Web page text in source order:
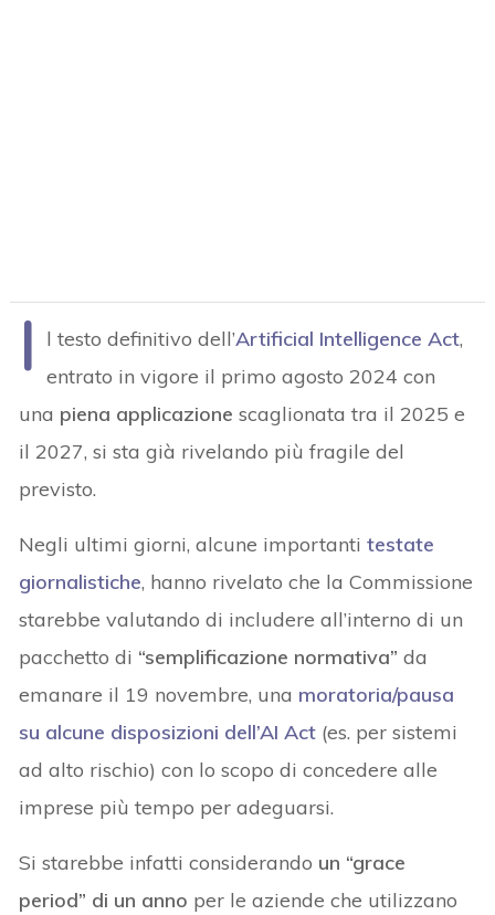
I l testo definitivo dell’Artificial Intelligence Act,
entrato in vigore il primo agosto 2024 con
una piena applicazione scaglionata tra il 2025 e
il 2027, si sta già rivelando più fragile del
previsto.
Negli ultimi giorni, alcune importantitestate
giornalistiche, hanno rivelato che la Commissione
starebbe valutando di includere all’interno di un
pacchetto di “semplificazione normativa” da
emanare il 19 novembre, una moratoria/pausa
su alcune disposizioni dell’AI Act (es. per sistemi
ad alto rischio) con lo scopo di concedere alle
imprese più tempo per adeguarsi.
Si starebbe infatti considerando un “grace
period” di un anno per le aziende che utilizzano